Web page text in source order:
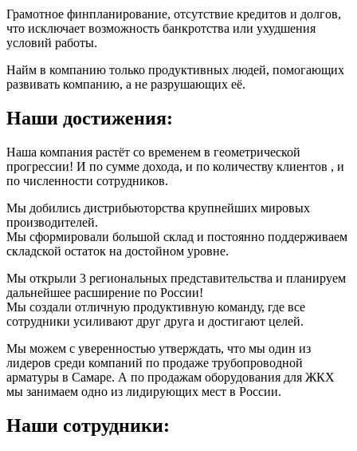
Грамотное финпланирование, отсутствие кредитов и долгов,
что исключает возможность банкротства или ухудшения
условий работы.
Найм в компанию только продуктивных людей, помогающих
развивать компанию, а не разрушающих её.
Наши достижения:
Наша компания растёт со временем в геометрической
прогрессии! И по сумме дохода, и по количеству клиентов , и
по численности сотрудников.
Мы добились дистрибьюторства крупнейших мировых
производителей.
Мы сформировали большой склад и постоянно поддерживаем
складской остаток на достойном уровне.
Мы открыли 3 региональных представительства и планируем
дальнейшее расширение по России!
Мы создали отличную продуктивную команду, где все
сотрудники усиливают друг друга и достигают целей.
Мы можем с уверенностью утверждать, что мы один из
лидеров среди компаний по продаже трубопроводной
арматуры в Самаре. А по продажам оборудования для ЖКХ
мы занимаем одно из лидирующих мест в России.
Наши сотрудники: